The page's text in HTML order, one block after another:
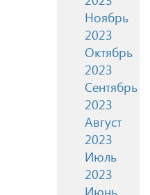
Ноябрь
2023
Октябрь
2023
Сентябрь
2023
Август
2023
Июль
2023
Июнь